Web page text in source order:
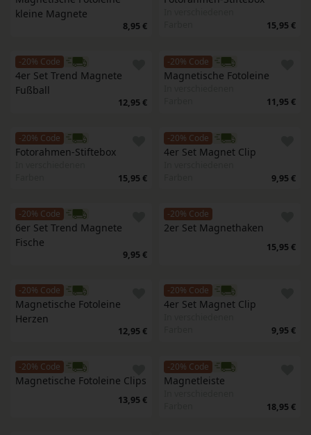
kleine Magnete
8,95 € 15,95 €
-20% Code
4er Set Trend Magnete
Fußball
12,95 €
-20% Code
Magnetische Fotoleine
11,95 €
-20% Code
Fotorahmen-Stiftebox
15,95 €
-20% Code
4er Set Magnet Clip
9,95 €
-20% Code
6er Set Trend Magnete
Fische
9,95 €
-20% Code
2er Set Magnethaken
15,95 €
-20% Code
Magnetische Fotoleine
Herzen
12,95 €
-20% Code
4er Set Magnet Clip
9,95 €
-20% Code
Magnetische Fotoleine Clips
13,95 €
-20% Code
Magnetleiste
18,95 €